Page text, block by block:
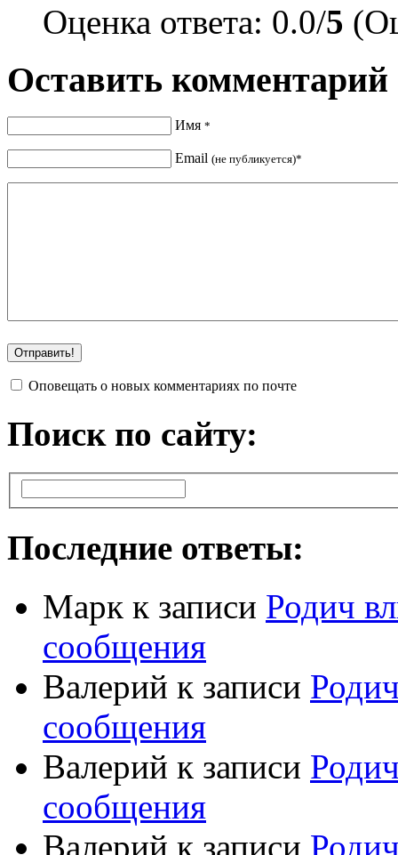
Оценка ответа: 0.0/5
Оставить комментарий
Имя *
Email (не публикуется)*
Оповещать о новых комментариях по почте
Поиск по сайту:
Последние ответы:
Марк к записи Родич
сообщения
Валерий к записи
сообщения
Валерий к записи
сообщения
Валерий к записи